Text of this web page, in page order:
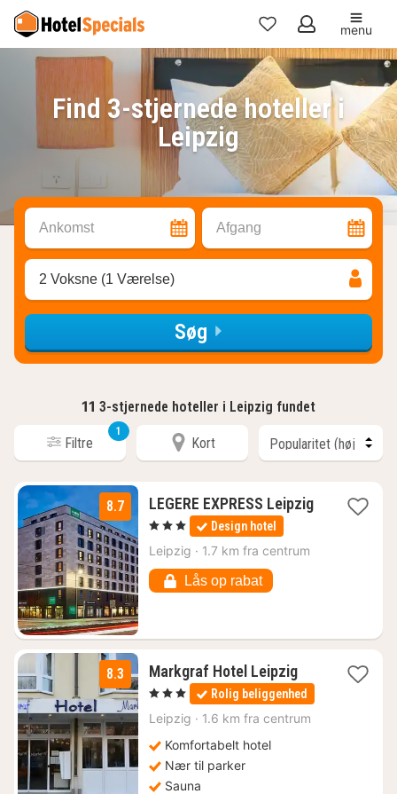
Mine
favoritter
menu
Find 3-stjernede hoteller i
Leipzig
Ankomst Afgang
2 Voksne (1 Værelse)
Søg
11 3-stjernede hoteller i Leipzig fundet
Filtre
1
Kort
8.7
LEGERE EXPRESS Leipzig
1
nat
fra
526
kr.
, 3 Stjerner Design hotel
Leipzig · 1.7 km fra centrum
Lås op rabat
8.3 Markgraf Hotel Leipzig1
nat
fra
402
, 3 Stjerner Rolig beliggenhed
Leipzig · 1.6 km fra centrum
Komfortabelt hotel
Nær til parker
Sauna